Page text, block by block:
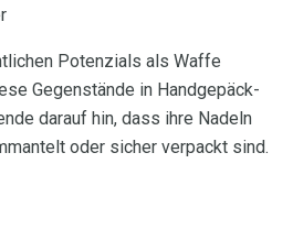
Potenzials als Waffe
Gegenstände in Handgepäck-
darauf hin, dass ihre Nadeln
oder sicher verpackt sind.